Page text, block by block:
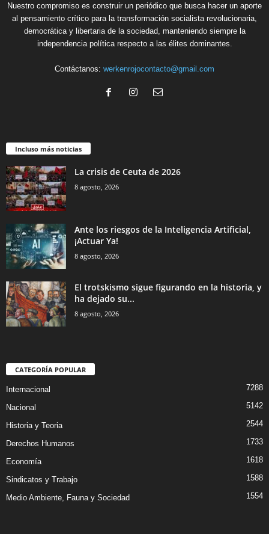
Nuestro compromiso es construir un periódico que busca hacer un aporte
al pensamiento crítico para la transformación socialista revolucionaria,
democrática y libertaria de la sociedad, manteniendo siempre la
independencia política respecto a las élites dominantes.
Contáctanos: werkenrojocontacto@gmail.com
Incluso más noticias
La crisis de Ceuta de 2026
8 agosto, 2026
Ante los riesgos de la Inteligencia Artificial,
¡Actuar Ya!
8 agosto, 2026
El trotskismo sigue figurando en la historia, y
ha dejado su...
8 agosto, 2026
CATEGORÍA POPULAR
Internacional 7288
Nacional 5142
Historia y Teoria 2544
Derechos Humanos 1733
Economía 1618
Sindicatos y Trabajo 1588
Medio Ambiente, Fauna y Sociedad 1554